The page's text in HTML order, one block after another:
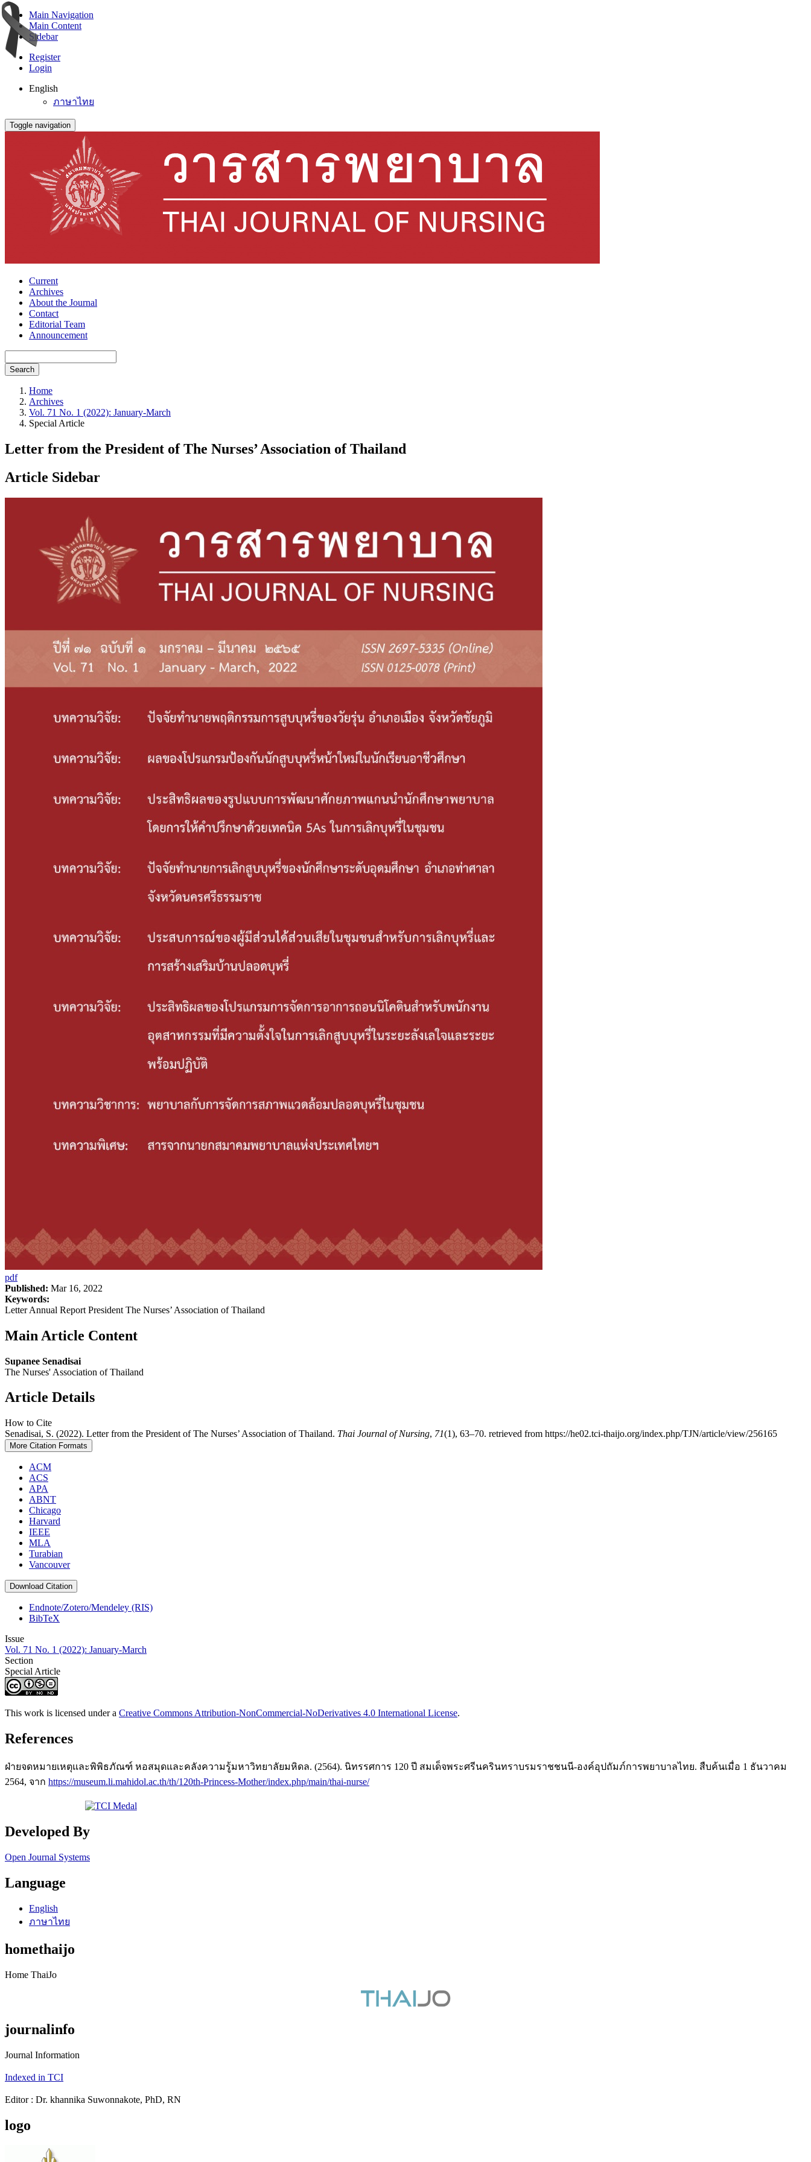
Main Navigation
Main Content
Sidebar
Register
Login
English
ภาษาไทย
Toggle navigation
Current
Archives
About the Journal
Contact
Editorial Team
Announcement
Search
Home
Archives
Vol. 71 No. 1 (2022): January-March
Special Article
Letter from the President of The Nurses’ Association of Thailand
Article Sidebar
pdf
Published: Mar 16, 2022
Keywords:
Letter Annual Report President The Nurses’ Association of Thailand
Main Article Content
Supanee Senadisai
The Nurses' Association of Thailand
Article Details
How to Cite
Senadisai, S. (2022). Letter from the President of The Nurses’ Association of Thailand. Thai Journal of Nursing, 71(1), 63–70. retrieved from https://he02.tci-thaijo.org/index.php/TJN/article/view/256165
More Citation Formats
ACM
ACS
APA
ABNT
Chicago
Harvard
IEEE
MLA
Turabian
Vancouver
Download Citation
Endnote/Zotero/Mendeley (RIS)
BibTeX
Issue
Vol. 71 No. 1 (2022): January-March
Section
Special Article
This work is licensed under a Creative Commons Attribution-NonCommercial-NoDerivatives 4.0 International License.
References
ฝ่ายจดหมายเหตุและพิพิธภัณฑ์ หอสมุดและคลังความรู้มหาวิทยาลัยมหิดล. (2564). นิทรรศการ 120 ปี สมเด็จพระศรีนครินทราบรมราชชนนี-องค์อุปถัมภ์การพยาบาลไทย. สืบค้นเมื่อ 1 ธันวาคม
2564, จาก https://museum.li.mahidol.ac.th/th/120th-Princess-Mother/index.php/main/thai-nurse/
Developed By
Open Journal Systems
Language
English
ภาษาไทย
homethaijo
Home ThaiJo
journalinfo
Journal Information
Indexed in TCI
Editor : Dr. khannika Suwonnakote, PhD, RN
logo